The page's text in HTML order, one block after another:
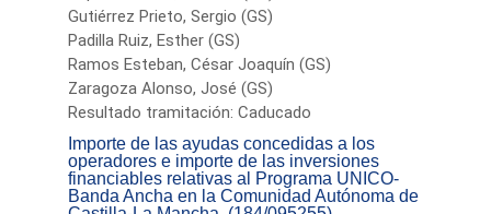
Gutiérrez Prieto, Sergio (GS)
Padilla Ruiz, Esther (GS)
Ramos Esteban, César Joaquín (GS)
Zaragoza Alonso, José (GS)
Resultado tramitación: Caducado
Importe de las ayudas concedidas a los
operadores e importe de las inversiones
financiables relativas al Programa UNICO-
Banda Ancha en la Comunidad Autónoma de